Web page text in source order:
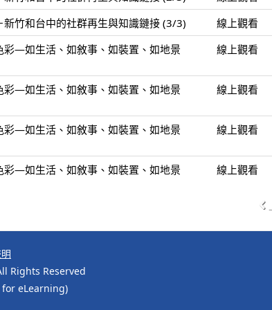
竹和台中的社群再生與知識鏈接 (3/3)
線上觀看
彩—如生活、如敘事、如裝置、如地景
線上觀看
彩—如生活、如敘事、如裝置、如地景
線上觀看
彩—如生活、如敘事、如裝置、如地景
線上觀看
彩—如生活、如敘事、如裝置、如地景
線上觀看
Rights Reserved
for eLearning)